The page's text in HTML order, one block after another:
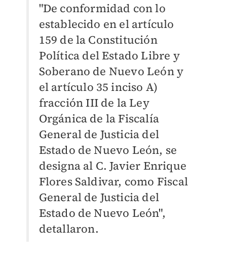
"De conformidad con lo
establecido en el artículo
159 de la Constitución
Política del Estado Libre y
Soberano de Nuevo León y
el artículo 35 inciso A)
fracción III de la Ley
Orgánica de la Fiscalía
General de Justicia del
Estado de Nuevo León, se
designa al C. Javier Enrique
Flores Saldivar, como Fiscal
General de Justicia del
Estado de Nuevo León",
detallaron.